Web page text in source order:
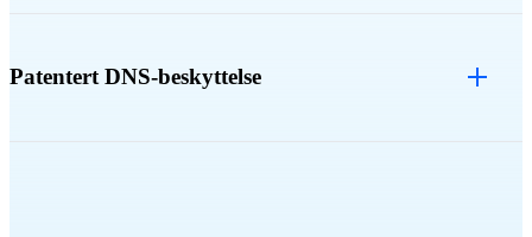
Patentert DNS-beskyttelse